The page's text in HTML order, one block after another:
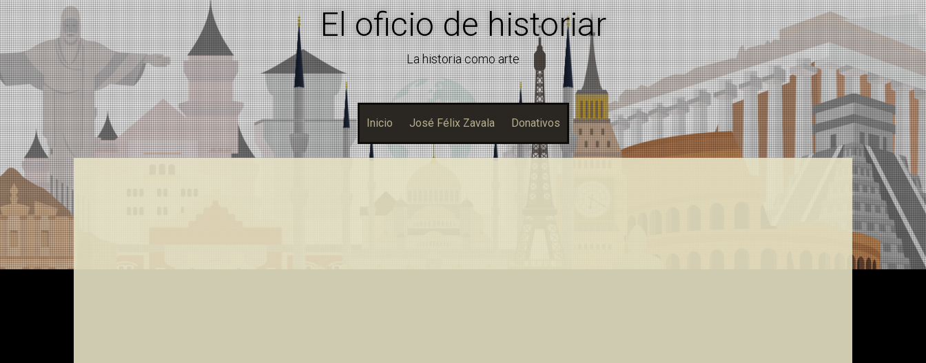
El oficio de historiar
La historia como arte
Inicio José Félix Zavala Donativos